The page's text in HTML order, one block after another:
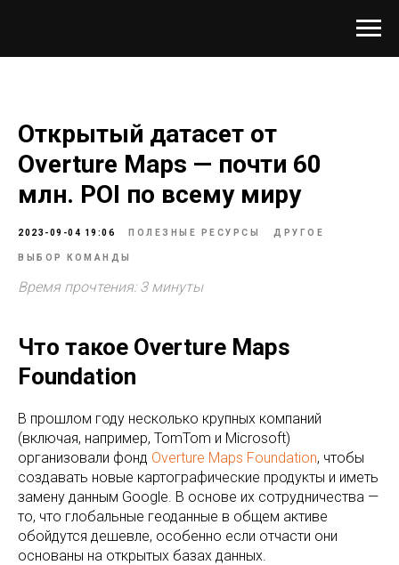
Открытый датасет от
Overture Maps — почти 60
млн. POI по всему миру
2023-09-04 19:06 ПОЛЕЗНЫЕ РЕСУРСЫ ДРУГОЕ
ВЫБОР КОМАНДЫ
Время прочтения: 3 минуты
Что такое Overture Maps
Foundation
В прошлом году несколько крупных компаний
(включая, например, TomTom и Microsoft)
организовали фонд Overture Maps Foundation, чтобы
создавать новые картографические продукты и иметь
замену данным Google. В основе их сотрудничества —
то, что глобальные геоданные в общем активе
обойдутся дешевле, особенно если отчасти они
основаны на открытых базах данных.